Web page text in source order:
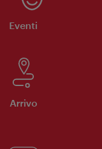
Eventi
Arrivo